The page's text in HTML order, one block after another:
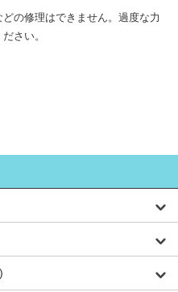
の修理はできません。過度な力
さい。